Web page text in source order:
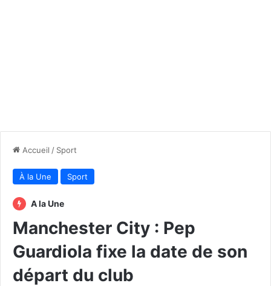
Accueil / Sport
À la Une Sport
A la Une
Manchester City : Pep
Guardiola fixe la date de son
départ du club